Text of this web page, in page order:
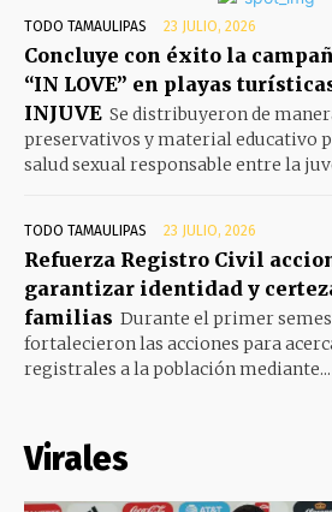
TODO TAMAULIPAS 23 JULIO, 2026
Concluye con éxito la
“IN LOVE” en playas
INJUVE Se distribuyeron de
preservativos y material educativo
salud sexual responsable entre la
TODO TAMAULIPAS 23 JULIO, 2026
Refuerza Registro Civil
garantizar identidad y
familias Durante el primer
fortalecieron las acciones para
registrales a la población mediante...
Virales